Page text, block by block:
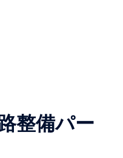
整備パー